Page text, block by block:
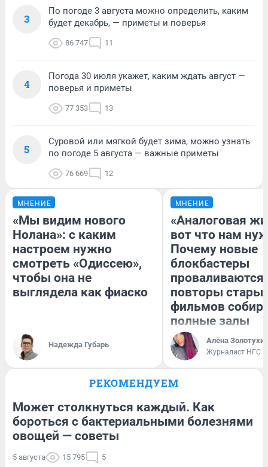
3
По погоде 3 августа можно определить, каким
будет декабрь, — приметы и поверья
86 747 11
4
Погода 30 июля укажет, каким ждать август —
поверья и приметы
77 353 13
5
Суровой или мягкой будет зима, можно узнать
по погоде 5 августа — важные приметы
76 669 12
МНЕНИЕ
«Мы видим нового
Нолана»: с каким
настроем нужно
смотреть «Одиссею»,
чтобы она не
выглядела как фиаско
Надежда Губарь
МНЕНИЕ
«Аналоговая
вот что нам
Почему новые
блокбастеры
повторы
фильмов
полные залы
Алёна
Журналист НГС
РЕКОМЕНДУЕМ
Может столкнуться каждый. Как
бороться с бактериальными болезнями
овощей — советы
5 августа 15 795 5